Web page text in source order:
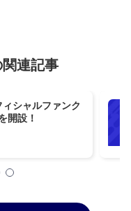
連記事
シャルファンク
開設！